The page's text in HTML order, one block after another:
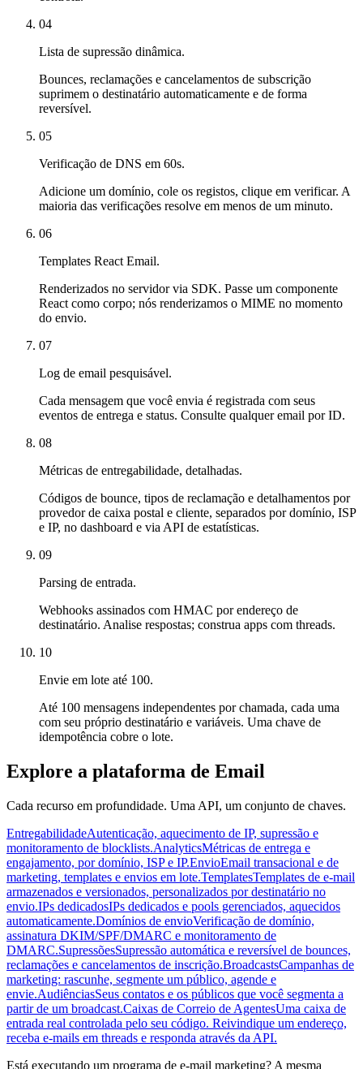
04
Lista de supressão dinâmica.
Bounces, reclamações e cancelamentos de subscrição
suprimem o destinatário automaticamente e de forma
reversível.
05
Verificação de DNS em 60s.
Adicione um domínio, cole os registos, clique em verificar. A
maioria das verificações resolve em menos de um minuto.
06
Templates React Email.
Renderizados no servidor via SDK. Passe um componente
React como corpo; nós renderizamos o MIME no momento
do envio.
07
Log de email pesquisável.
Cada mensagem que você envia é registrada com seus
eventos de entrega e status. Consulte qualquer email por ID.
08
Métricas de entregabilidade, detalhadas.
Códigos de bounce, tipos de reclamação e detalhamentos por
provedor de caixa postal e cliente, separados por domínio, ISP
e IP, no dashboard e via API de estatísticas.
09
Parsing de entrada.
Webhooks assinados com HMAC por endereço de
destinatário. Analise respostas; construa apps com threads.
10
Envie em lote até 100.
Até 100 mensagens independentes por chamada, cada uma
com seu próprio destinatário e variáveis. Uma chave de
idempotência cobre o lote.
Explore a plataforma de Email
Cada recurso em profundidade. Uma API, um conjunto de chaves.
EntregabilidadeAutenticação, aquecimento de IP, supressão e
monitoramento de blocklists.AnalyticsMétricas de entrega e
engajamento, por domínio, ISP e IP.EnvioEmail transacional e de
marketing, templates e envios em lote.TemplatesTemplates de e-mail
armazenados e versionados, personalizados por destinatário no
envio.IPs dedicadosIPs dedicados e pools gerenciados, aquecidos
automaticamente.Domínios de envioVerificação de domínio,
assinatura DKIM/SPF/DMARC e monitoramento de
DMARC.SupressõesSupressão automática e reversível de bounces,
reclamações e cancelamentos de inscrição.BroadcastsCampanhas de
marketing: rascunhe, segmente um público, agende e
envie.AudiênciasSeus contatos e os públicos que você segmenta a
partir de um broadcast.Caixas de Correio de AgentesUma caixa de
entrada real controlada pelo seu código. Reivindique um endereço,
receba e-mails em threads e responda através da API.
Está executando um programa de e-mail marketing? A mesma